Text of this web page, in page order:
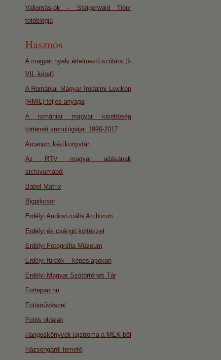
Vallomás-ok – Steigerwald Tibor
fotóblogja
Hasznos
A magyar nyelv értelmező szótára (I-
VII. kötet)
A Romániai Magyar Irodalmi Lexikon
(RMIL) teljes anyaga
A romániai magyar kisebbség
történeti kronológiája: 1990-2017
Arcanum kézikönyvtár
Az RTV magyar adásának
archívumából
Babel Matrix
Bigpikcsör
Erdélyi Audiovizuális Archivum
Erdélyi és csángó költészet
Erdélyi Fotográfia Múzeum
Erdélyi fürdők – képeslapokon
Erdélyi Magyar Szótörténeti Tár
Fortepan.hu
Fotóművészet
Fotós oldalak
Hangoskönyvek lajstroma a MEK-ből
Házsongárdi temető